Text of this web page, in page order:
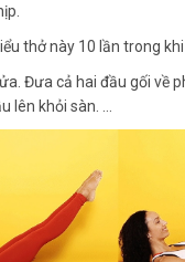
thở này 10 lần trong
Đưa cả hai đầu gối về
lên khỏi sàn. …